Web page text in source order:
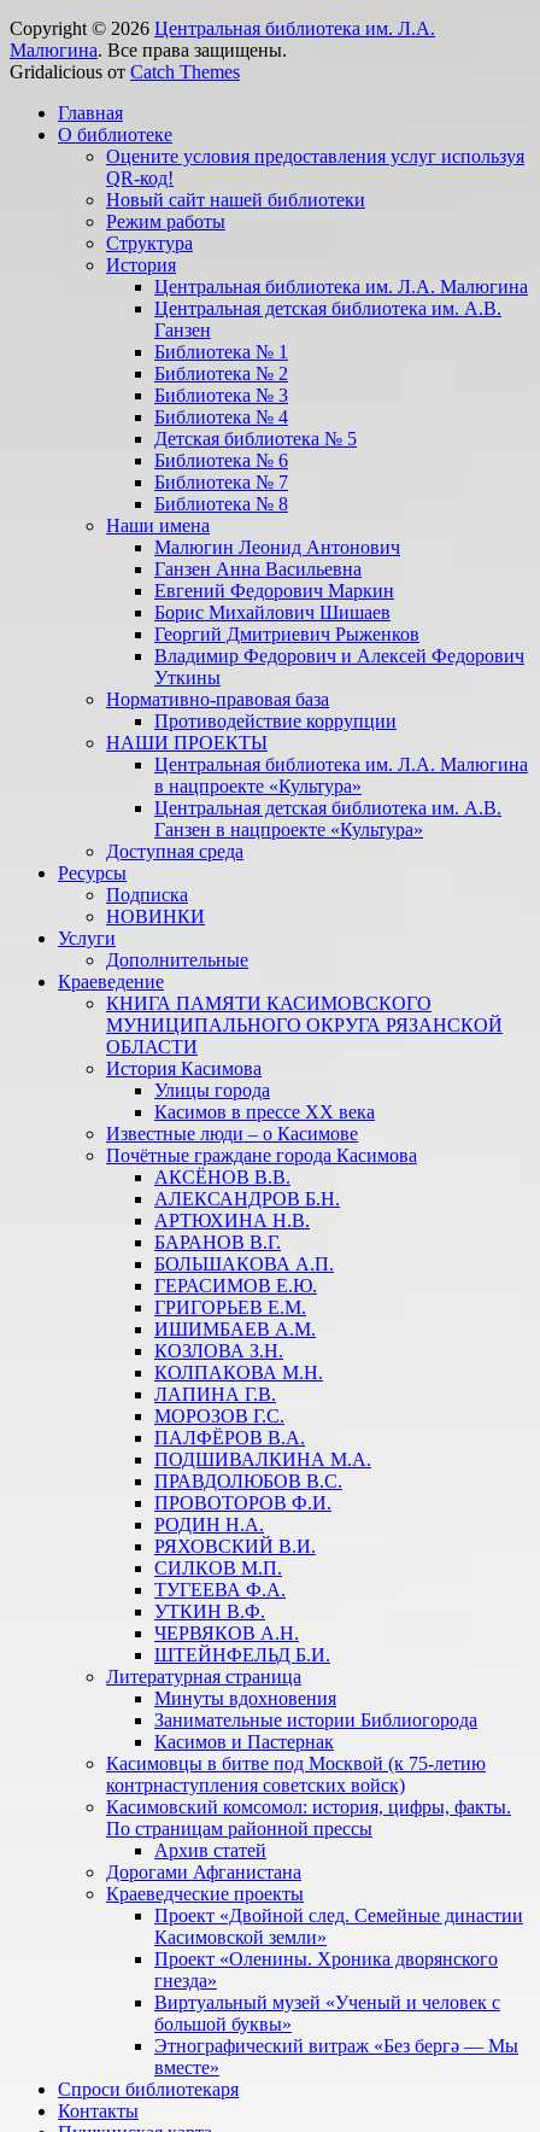
Copyright © 2026 Центральная библиотека им. Л.А.
Малюгина. Все права защищены.
Gridalicious от Catch Themes
вверх
Главная
О библиотеке
Оцените условия предоставления услуг используя
QR-код!
Новый сайт нашей библиотеки
Режим работы
Структура
История
Центральная библиотека им. Л.А. Малюгина
Центральная детская библиотека им. А.В.
Ганзен
Библиотека № 1
Библиотека № 2
Библиотека № 3
Библиотека № 4
Детская библиотека № 5
Библиотека № 6
Библиотека № 7
Библиотека № 8
Наши имена
Малюгин Леонид Антонович
Ганзен Анна Васильевна
Евгений Федорович Маркин
Борис Михайлович Шишаев
Георгий Дмитриевич Рыженков
Владимир Федорович и Алексей Федорович
Уткины
Нормативно-правовая база
Противодействие коррупции
НАШИ ПРОЕКТЫ
Центральная библиотека им. Л.А. Малюгина
в нацпроекте «Культура»
Центральная детская библиотека им. А.В.
Ганзен в нацпроекте «Культура»
Доступная среда
Ресурсы
Подписка
НОВИНКИ
Услуги
Дополнительные
Краеведение
КНИГА ПАМЯТИ КАСИМОВСКОГО
МУНИЦИПАЛЬНОГО ОКРУГА РЯЗАНСКОЙ
ОБЛАСТИ
История Касимова
Улицы города
Касимов в прессе XX века
Известные люди – о Касимове
Почётные граждане города Касимова
АКСЁНОВ В.В.
АЛЕКСАНДРОВ Б.Н.
АРТЮХИНА Н.В.
БАРАНОВ В.Г.
БОЛЬШАКОВА А.П.
ГЕРАСИМОВ Е.Ю.
ГРИГОРЬЕВ Е.М.
ИШИМБАЕВ А.М.
КОЗЛОВА З.Н.
КОЛПАКОВА М.Н.
ЛАПИНА Г.В.
МОРОЗОВ Г.С.
ПАЛФЁРОВ В.А.
ПОДШИВАЛКИНА М.А.
ПРАВДОЛЮБОВ В.С.
ПРОВОТОРОВ Ф.И.
РОДИН Н.А.
РЯХОВСКИЙ В.И.
СИЛКОВ М.П.
ТУГЕЕВА Ф.А.
УТКИН В.Ф.
ЧЕРВЯКОВ А.Н.
ШТЕЙНФЕЛЬД Б.И.
Литературная страница
Минуты вдохновения
Занимательные истории Библиогорода
Касимов и Пастернак
Касимовцы в битве под Москвой (к 75-летию
контрнаступления советских войск)
Касимовский комсомол: история, цифры, факты.
По страницам районной прессы
Архив статей
Дорогами Афганистана
Краеведческие проекты
Проект «Двойной след. Семейные династии
Касимовской земли»
Проект «Оленины. Хроника дворянского
гнезда»
Виртуальный музей «Ученый и человек с
большой буквы»
Этнографический витраж «Без бергə — Мы
вместе»
Спроси библиотекаря
Контакты